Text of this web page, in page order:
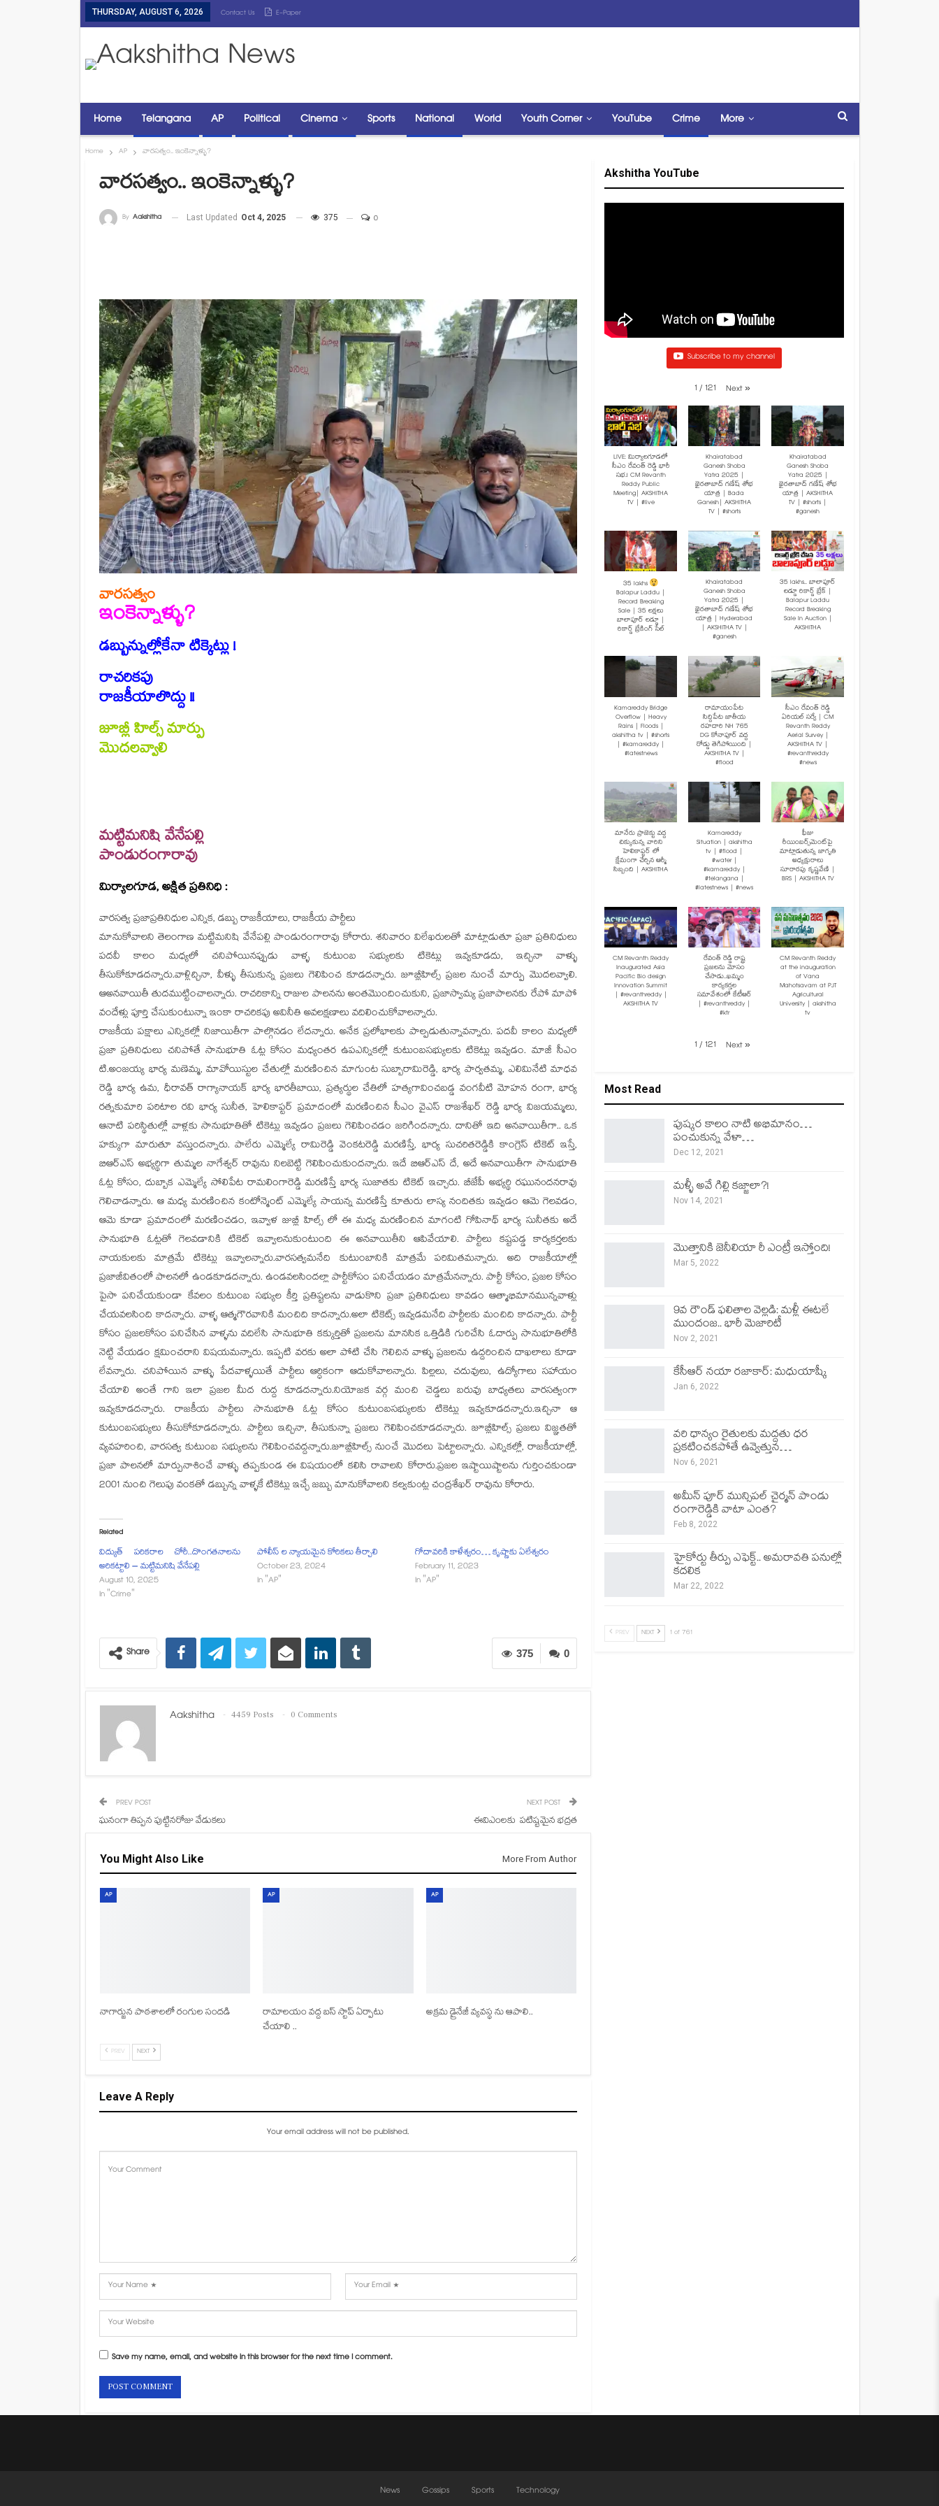
THURSDAY, AUGUST 6, 2026 Contact Us E-Paper
Home Telangana AP Political Cinema Sports National World Youth Corner YouTube Crime More
Home AP వారసత్వo.. ఇంకెన్నాళ్ళు?
వారసత్వo.. ఇంకెన్నాళ్ళు?
By Aakshitha Last Updated Oct 4, 2025 375 0
వారసత్వo
ఇంకెన్నాళ్ళు?
డబ్బున్నుల్లోకేనా టిక్కెట్లు !
రాచరికపు
రాజకీయాలొద్దు !!
జూబ్లీ హిల్స్ మార్పు
మొదలవ్వాలి
మట్టిమనిషి వేనేపల్లి
పాండురంగారావు
మిర్యాలగూడ, అక్షిత ప్రతినిధి :
వారసత్వ ప్రజాప్రతినిధుల ఎన్నిక, డబ్బు రాజకీయాలు, రాజకీయ పార్టీలు
మానుకోవాలని తెలంగాణ మట్టిమనిషి వేనేపల్లి పాండురంగారావు కోరారు. శనివారం విలేఖరులతో మాట్లాడుతూ ప్రజా ప్రతినిధులు
పదవీ కాలం మధ్యలో చనిపోయినప్పుడు వాళ్ళ కుటుంబ సభ్యులకు టికెట్లు ఇవ్వకూడదు, ఇచ్చినా వాళ్ళు
తీసుకోకూడదన్నారు.వాళ్లిచ్చినా, వీళ్ళు తీసుకున్న ప్రజలు గెలిపించ కూడదన్నారు. జూబ్లీహిల్స్ ప్రజల నుంచే మార్పు మొదలవ్వాలి.
ఆఅనవాయితీ తుదముట్టించాలన్నారు. రాచరికాన్ని రాజుల పాలనను అంతమొందించుకుని, ప్రజాస్వామ్య ప్రజాపాలనకు రేపో మాపో
వందేళ్లు పూర్తి చేసుకుంటున్నా ఇంకా రాచరికపు అవినీతి అవలక్షణాలు వదిలించుకోవాలన్నారు.
రాజకీయ పక్షాలు ఎన్నికల్లో నిజాయితీగా పాల్గొనడం లేదన్నారు. అనేక ప్రలోభాలకు పాల్పడుతున్నావన్నారు. పదవీ కాలం మధ్యలో
ప్రజా ప్రతినిధులు చనిపోతే సానుభూతి ఓట్ల కోసం మధ్యంతర ఉపఎన్నికల్లో కుటుంబసభ్యులకు టికెట్లు ఇవ్వడం. మాజీ సీఎం
టి.అంజయ్య భార్య మణెమ్మ, మావోయిస్టుల చేతుల్లో మరణించిన మాగుంట సుబ్బారామిరెడ్డి, భార్య పార్వతమ్మ, ఎలిమినేటి మాధవ
రెడ్డి భార్య ఉమ, ధీరావత్ రాగ్యానాయక్ భార్య భారతీబాయి, ప్రత్యర్థుల చేతిలో హత్యగావించబడ్డ వంగవీటి మోహన రంగా, భార్య
రత్నకుమారి పరిటాల రవి భార్య సునీత, హెలికాప్టర్ ప్రమాదంలో మరణించిన సీఎం వైఎస్ రాజశేఖర్ రెడ్డి భార్య విజయమ్మలు,
ఆనాటి పరిస్థితుల్లో వాళ్లకు సానుభూతితో టికెట్లు ఇవ్వడం ప్రజలు గెలిపించడం జరిగిందన్నారు. దానితో ఇది అనవాయితీగా.. ఒక
హక్కుగా మారుతూ వస్తుందన్నారు. పాలేరు ఎమ్మెల్యే రామిరెడ్డి వెంకటరెడ్డి మరణిస్తే, భార్య సుచరితరెడ్డికి కాంగ్రెస్ టికెట్ ఇస్తే,
బిఆర్ఎస్ అభ్యర్థిగా తుమ్మల నాగేశ్వర్ రావును నిలబెట్టి గెలిపించుకుందన్నారు. ఇదే బిఆర్ఎస్ దే, అదే అనవాయితీగా సానుభూతి
ఓట్ల కోసం, దుబ్బాక ఎమ్మెల్యే సోలిపేట రామలింగారెడ్డి మరణిస్తే భార్య సుజాతకు టికెట్ ఇచ్చారు. బీజేపీ అభ్యర్థి రఘునoదనరావు
గెలిచాడన్నారు. ఆ మధ్య మరణించిన కoటోన్మెంట్ ఎమ్మెల్యే సాయన్న మరణిస్తే కూతురు లాస్య నందితకు ఇవ్వడం ఆమె గెలవడం,
ఆమె కూడా ప్రమాదంలో మరణించడం, ఇవ్వాళ జుబ్లీ హిల్స్ లో ఈ మధ్య మరణించిన మాగంటి గోపినాథ్ భార్య సునీతకు అదే
సానుభూతి ఓట్లతో గెలవడానికి టికెట్ ఇవ్వాలనుకుంటుంది ఈ అనవాయితీని ఆపివేయాలి. పార్టీలు కష్టపడ్డ కార్యకర్తలకు
నాయకులకు మాత్రమే టికెట్లు ఇవ్వాలన్నారు.వారసత్వమనేది కుటుంబానికి మాత్రమే పరిమితమన్నారు. అది రాజకీయాల్లో
ప్రజాజీవితంలో పాలనలో ఉండకూడదన్నారు. ఉండవలసిందల్లా పార్టీకోసం పనిచేయడం మాత్రమేనన్నారు. పార్టీ కోసం, ప్రజల కోసం
పైసా పనిచేయకుండా కేవలం కుటుంబ సభ్యుల కీర్తి ప్రతిష్టలను వాడుకొని ప్రజా ప్రతినిధులు కావడం ఆత్మాభిమానమున్నవాళ్లు
చేయవలసింది కాదన్నారు. వాళ్ళ ఆత్మగౌరవానికి మంచిది కాదన్నారు.అలా టికెట్స్ ఇవ్వడమనేది పార్టీలకు మంచిది కాదన్నారు. పార్టీ
కోసం ప్రజలకోసం పనిచేసిన వాళ్ళను వదిలేసి సానుభూతి కక్కుర్తితో ప్రజలను మానసిక ఒత్తిడికి గురిచేసి ఓదార్పు సానుభూతిలోకి
నెట్టి వేయడం క్షమించరాని విషయమన్నారు. ఇప్పటి వరకు అలా పోటి చేసి గెలిచిన వాళ్ళు ప్రజలను ఉద్దరించిన దాఖలాలు కూడా
లేవన్నారు. చనిపోయిన వాళ్ళు పేదవాళ్ళయితే పార్టీలు ఆర్ధికంగా ఆదుకోవాలన్నారు. పిల్లలు, చదువులు, ఉద్యోగాలు సహాయం
చేయాలి అంతే గాని ఇలా ప్రజల మీద రుద్ద కూడదన్నారు.నియోజక వర్గ మంచి చెడ్డలు బరువు బాధ్యతలు వారసత్వoగా
ఇవ్వకూడదన్నారు. రాజకీయ పార్టీలు సానుభూతి ఓట్ల కోసం కుటుంబసభ్యులకు టికెట్లు ఇవ్వకూడదన్నారు.ఇచ్చినా ఆ
కుటుంబసభ్యులు తీసుకోకూడదన్నారు. పార్టీలు ఇచ్చినా, తీసుకున్నా ప్రజలు గెలిపించకూడదన్నారు. జూబ్లీహిల్స్ ప్రజలు విజ్ఞతతో
వ్యవహరించి, వారసత్వ కుటుంబ సభ్యులను గెలిపించవద్దన్నారు.జూబ్లీహిల్స్ నుంచే మొదలు పెట్టాలన్నారు. ఎన్నికల్లో, రాజకీయాల్లో,
ప్రజా పాలనలో మార్పునాశించే వాళ్ళు తప్పకుండ ఈ విషయంలో కలిసి రావాలని కోరారు.ప్రజల ఇష్టాయిష్టాలను గుర్తించకుండా
2001 నుంచి గెలుపు వంకతో డబ్బున్న వాళ్ళకే టికెట్లు ఇచ్చే జబ్బు మానుకోవాలని కల్వకుoట్ల చంద్రశేఖర్ రావును కోరారు.
Related
విద్యుత్ పరికరాల చోరీ..దొంగతనాలను
అరికట్టాలి – మట్టిమనిషి వేనేపల్లి
August 10, 2025
In "Crime"
పోలీస్ ల న్యాయమైన కోరికలు తీర్చాలి
October 23, 2024
In "AP"
గోదావరికి కాళేశ్వరం… కృష్ణాకు ఏలేశ్వరం
February 11, 2023
In "AP"
0
375
Share
Aakshitha 4459 Posts 0 Comments
PREV POST
ఘనంగా తిప్పన పుట్టినరోజు వేడుకలు
NEXT POST
ఈవిఎంలకు పటిష్టమైన భద్రత
You Might Also Like More From Author
AP
నాగార్జున పాఠశాలలో రంగుల సందడి
AP
రామాలయం వద్ద బస్ స్టాప్ ఏర్పాటు
చేయాలి ..
AP
అక్రమ డ్రైనేజీ వ్యవస్థ ను ఆపాలి..
PREV NEXT
Leave A Reply
Your email address will not be published.
Save my name, email, and website in this browser for the next time I comment.
Akshitha YouTube
Subscribe to my channel
1 / 121 Next»
LIVE: మిర్యాలగూడలో
సీఎం రేవంత్ రెడ్డి భారీ
సభ.! CM Revanth
Reddy Public
Meeting| AKSHITHA
TV | #live
Khairatabad
Ganesh Shoba
Yatra 2025 |
ఖైరతాబాద్ గణేష్ శోభ
యాత్ర | Bada
Ganesh| AKSHITHA
TV | #shorts
Khairatabad
Ganesh Shoba
Yatra 2025 |
ఖైరతాబాద్ గణేష్ శోభ
యాత్ర | AKSHITHA
TV | #shorts |
#ganesh
35 lakhs
Balapur Laddu |
Record Breaking
Sale | 35 లక్షలు
బాలాపూర్ లడ్డూ |
రికార్డ్ బ్రేకింగ్ సేల్
Khairatabad
Ganesh Shoba
Yatra 2025 |
ఖైరతాబాద్ గణేష్ శోభ
యాత్ర | Hyderabad
| AKSHITHA TV |
#ganesh
35 lakhs.. బాలాపూర్
లడ్డూ రికార్డ్ బ్రేక్ |
Balapur Laddu
Record Breaking
Sale In Auction |
AKSHITHA
Kamareddy Bridge
Overflow | Heavy
Rains | Floods |
akshitha tv | #shorts
| #kamareddy |
#latestnews
రామాయంపేట
సిద్దిపేట జాతీయ
రహదారి NH 765
DG కోనాపూర్ వద్ద
రోడ్డు తెగిపోయింది |
AKSHITHA TV |
#flood
సీఎం రేవంత్ రెడ్డి
ఏరియల్ సర్వే | CM
Revanth Reddy
Aerial Survey |
AKSHITHA TV |
#revanthreddy
#news
మానేరు ప్రాజెక్టు వద్ద
చిక్కుకున్న వారిని
హెలికాప్టర్ లో
క్షేమంగా చేర్చిన ఆర్మీ
సిబ్బంది | AKSHITHA
Kamareddy
Situation | akshitha
tv | #flood |
#water |
#kamareddy |
#telangana |
#latestnews | #news
ఫీజు
రీయింబర్స్‌మెంట్‌పై
మాట్లాడుతున్న జాగృతి
అధ్యక్షురాలు
సూరారపు కృష్ణవేణి |
BRS | AKSHITHA TV
CM Revanth Reddy
Inaugurated Asia
Pacific Bio design
Innovation Summit
| #revanthreddy |
AKSHITHA TV
రేవంత్ రెడ్డి రాష్ట్ర
ప్రజలను మోసం
చేసాడు..ఖమ్మం
కార్యకర్తల
సమావేశంలో కేటీఆర్
| #revanthreddy |
#ktr
CM Revanth Reddy
at the inauguration
of Vana
Mahotsavam at PJT
Agricultural
University | akshitha
tv
1 / 121 Next»
Most Read
పుష్కర కాలం నాటి అభిమానం…
పంచుకున్న వేళా…
Dec 12, 2021
మళ్ళీ అవే గిల్లి కజ్జాలా?!
Nov 14, 2021
మొత్తానికి జెనీలియా రీ ఎంట్రీ ఇస్తోంది!
Mar 5, 2022
9వ రౌండ్ ఫలితాల వెల్లడి: మళ్లీ ఈటలే
ముందంజ.. భారీ మెజారిటీ
Nov 2, 2021
కేసీఆర్ నయా రజాకార్: మధుయాష్కీ
Jan 6, 2022
వరి ధాన్యం రైతులకు మద్దతు ధర
ప్రకటించకపోతే ఉవ్వెత్తున…
Nov 6, 2021
అమీన్ పూర్ మున్సిపల్ చైర్మన్ పాండు
రంగారెడ్డికి వాటా ఎంత?
Feb 8, 2022
హైకోర్టు తీర్పు ఎఫెక్ట్.. అమరావతి పనుల్లో
కదలిక
Mar 22, 2022
PREV NEXT 1 of 761
News Gossips Sports Technology